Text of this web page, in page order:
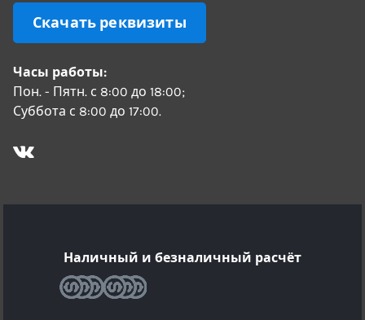
Скачать реквизиты
Часы работы:
Пон. - Пятн. с 8:00 до 18:00;
Суббота с 8:00 до 17:00.
Наличный и безналичный расчёт